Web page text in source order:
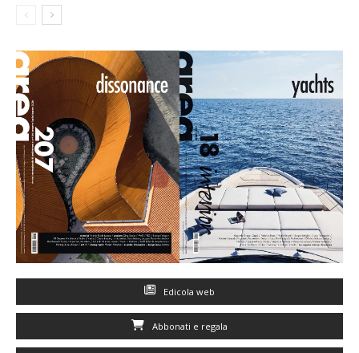
Edicola web
Abbonati e regala